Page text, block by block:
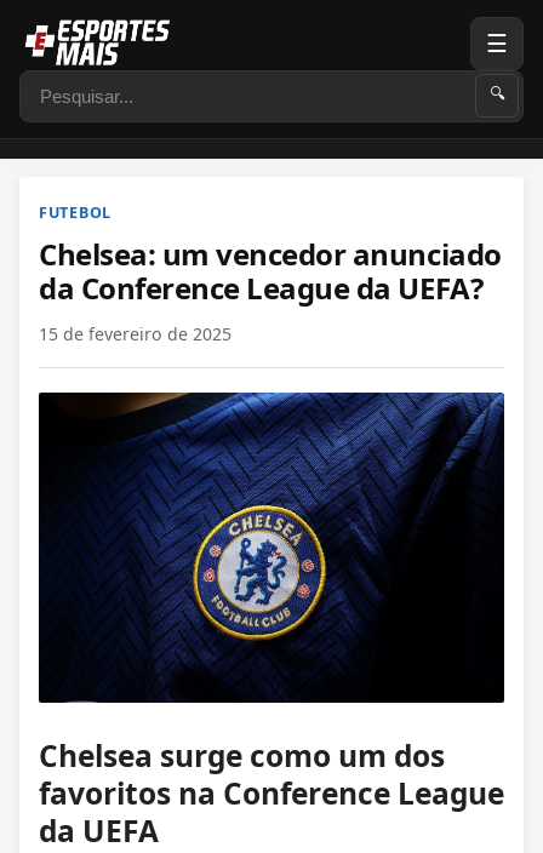
Pesquisar 🔍
☰
FUTEBOL
Chelsea: um vencedor anunciado
da Conference League da UEFA?
15 de fevereiro de 2025
Chelsea surge como um dos
favoritos na Conference League
da UEFA